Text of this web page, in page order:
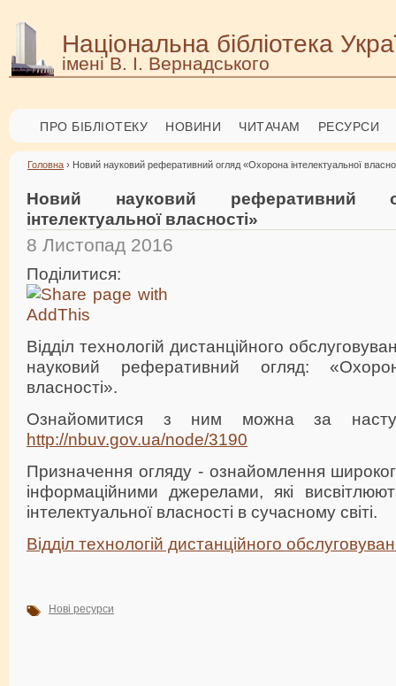
Національна бібліотека
імені В. І. Вернадського
ПРО БІБЛІОТЕКУ НОВИНИ ЧИТАЧАМ РЕСУРСИ
Головна › Новий науковий реферативний огляд «Охорона інтелектуальної
Новий науковий реферативний
інтелектуальної власності»
8 Листопад 2016
Поділитися:
Відділ технологій дистанційного
науковий реферативний огляд:
власності».
Ознайомитися з ним можна за
http://nbuv.gov.ua/node/3190
Призначення огляду - ознайомлення
інформаційними джерелами, які
інтелектуальної власності в сучасному світі.
Відділ технологій дистанційного
Нові ресурси